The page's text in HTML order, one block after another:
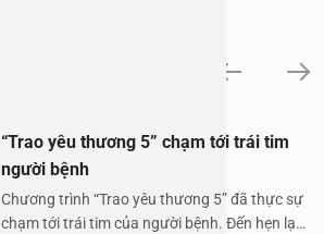
“Trao yêu thương 5” chạm tới trái tim
người bệnh
Chương trình “Trao yêu thương 5” đã thực sự
chạm tới trái tim của người bệnh. Đến hẹn lại